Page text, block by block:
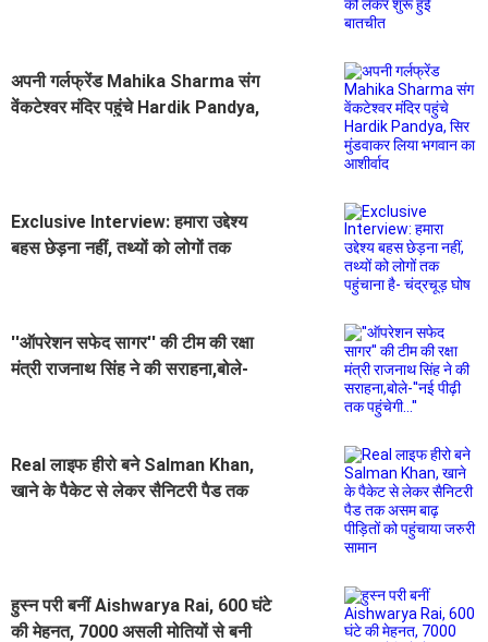
अपनी गर्लफ्रेंड Mahika Sharma संग
वेंकटेश्वर मंदिर पहुंचे Hardik Pandya,
Exclusive Interview: हमारा उद्देश्य
बहस छेड़ना नहीं, तथ्यों को लोगों तक
''ऑपरेशन सफेद सागर'' की टीम की रक्षा
मंत्री राजनाथ सिंह ने की सराहना,बोले-
Real लाइफ हीरो बने Salman Khan,
खाने के पैकेट से लेकर सैनिटरी पैड तक
हुस्न परी बनीं Aishwarya Rai, 600 घंटे
की मेहनत, 7000 असली मोतियों से बनी